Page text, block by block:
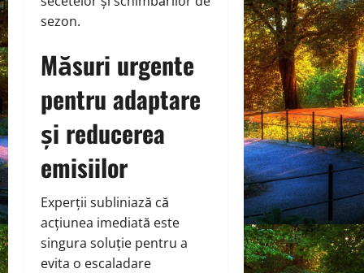
sezon.
Măsuri urgente
pentru adaptare
și reducerea
emisiilor
Experții subliniază că
acțiunea imediată este
singura soluție pentru a
evita o escaladare